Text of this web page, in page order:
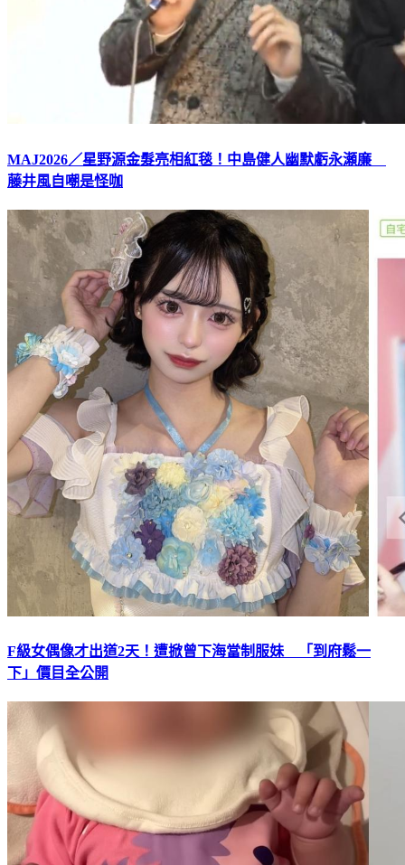
MAJ2026／星野源金髮亮相紅毯！中島健人幽默虧永瀬廉
藤井風自嘲是怪咖
F級女偶像才出道2天！遭掀曾下海當制服妹 「到府鬆一
下」價目全公開